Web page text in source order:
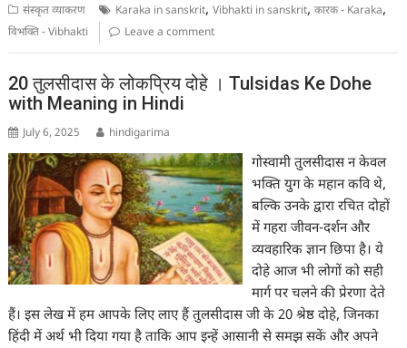
संस्कृत व्याकरण Karaka in sanskrit,Vibhakti in sanskrit,कारक - Karaka,
विभक्ति - Vibhakti Leave a comment
20 तुलसीदास के लोकप्रिय दोहे । Tulsidas Ke Dohe
with Meaning in Hindi
July 6, 2025 hindigarima
गोस्वामी तुलसीदास न केवल
भक्ति युग के महान कवि थे,
बल्कि उनके द्वारा रचित दोहों
में गहरा जीवन-दर्शन और
व्यवहारिक ज्ञान छिपा है। ये
दोहे आज भी लोगों को सही
मार्ग पर चलने की प्रेरणा देते
हैं। इस लेख में हम आपके लिए लाए हैं तुलसीदास जी के 20 श्रेष्ठ दोहे, जिनका
हिंदी में अर्थ भी दिया गया है ताकि आप इन्हें आसानी से समझ सकें और अपने